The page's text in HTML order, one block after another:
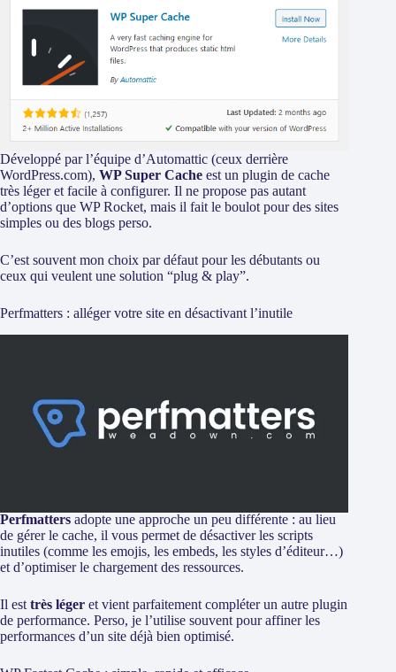
Développé par l’équipe d’Automattic (ceux derrière
WordPress.com), WP Super Cache est un plugin de cache
très léger et facile à configurer. Il ne propose pas autant
d’options que WP Rocket, mais il fait le boulot pour des sites
simples ou des blogs perso.
C’est souvent mon choix par défaut pour les débutants ou
ceux qui veulent une solution “plug & play”.
Perfmatters : alléger votre site en désactivant l’inutile
Perfmatters adopte une approche un peu différente : au lieu
de gérer le cache, il vous permet de désactiver les scripts
inutiles (comme les emojis, les embeds, les styles d’éditeur…)
et d’optimiser le chargement des ressources.
Il est très léger et vient parfaitement compléter un autre plugin
de performance. Perso, je l’utilise souvent pour affiner les
performances d’un site déjà bien optimisé.